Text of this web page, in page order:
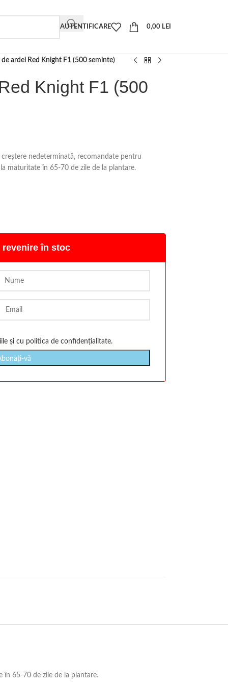
AUTENTIFICARE 0,00 LEI
ardei Red Knight F1 (500 seminte)
Knight F1 (500
creștere nedeterminată, recomandate pentru
maturitate în 65-70 de zile de la plantare.
revenire în stoc
și cu politica de confidențialitate.
în 65-70 de zile de la plantare.